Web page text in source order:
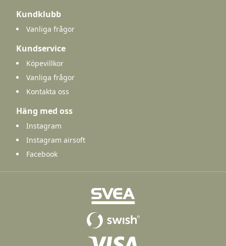
Kundklubb
Vanliga frågor
Kundservice
Köpevillkor
Vanliga frågor
Kontakta oss
Häng med oss
Instagram
Instagram airsoft
Facebook